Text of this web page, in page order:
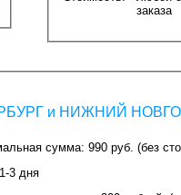
заказа
и НИЖНИЙ
сумма: 990 руб. (без
3 дня